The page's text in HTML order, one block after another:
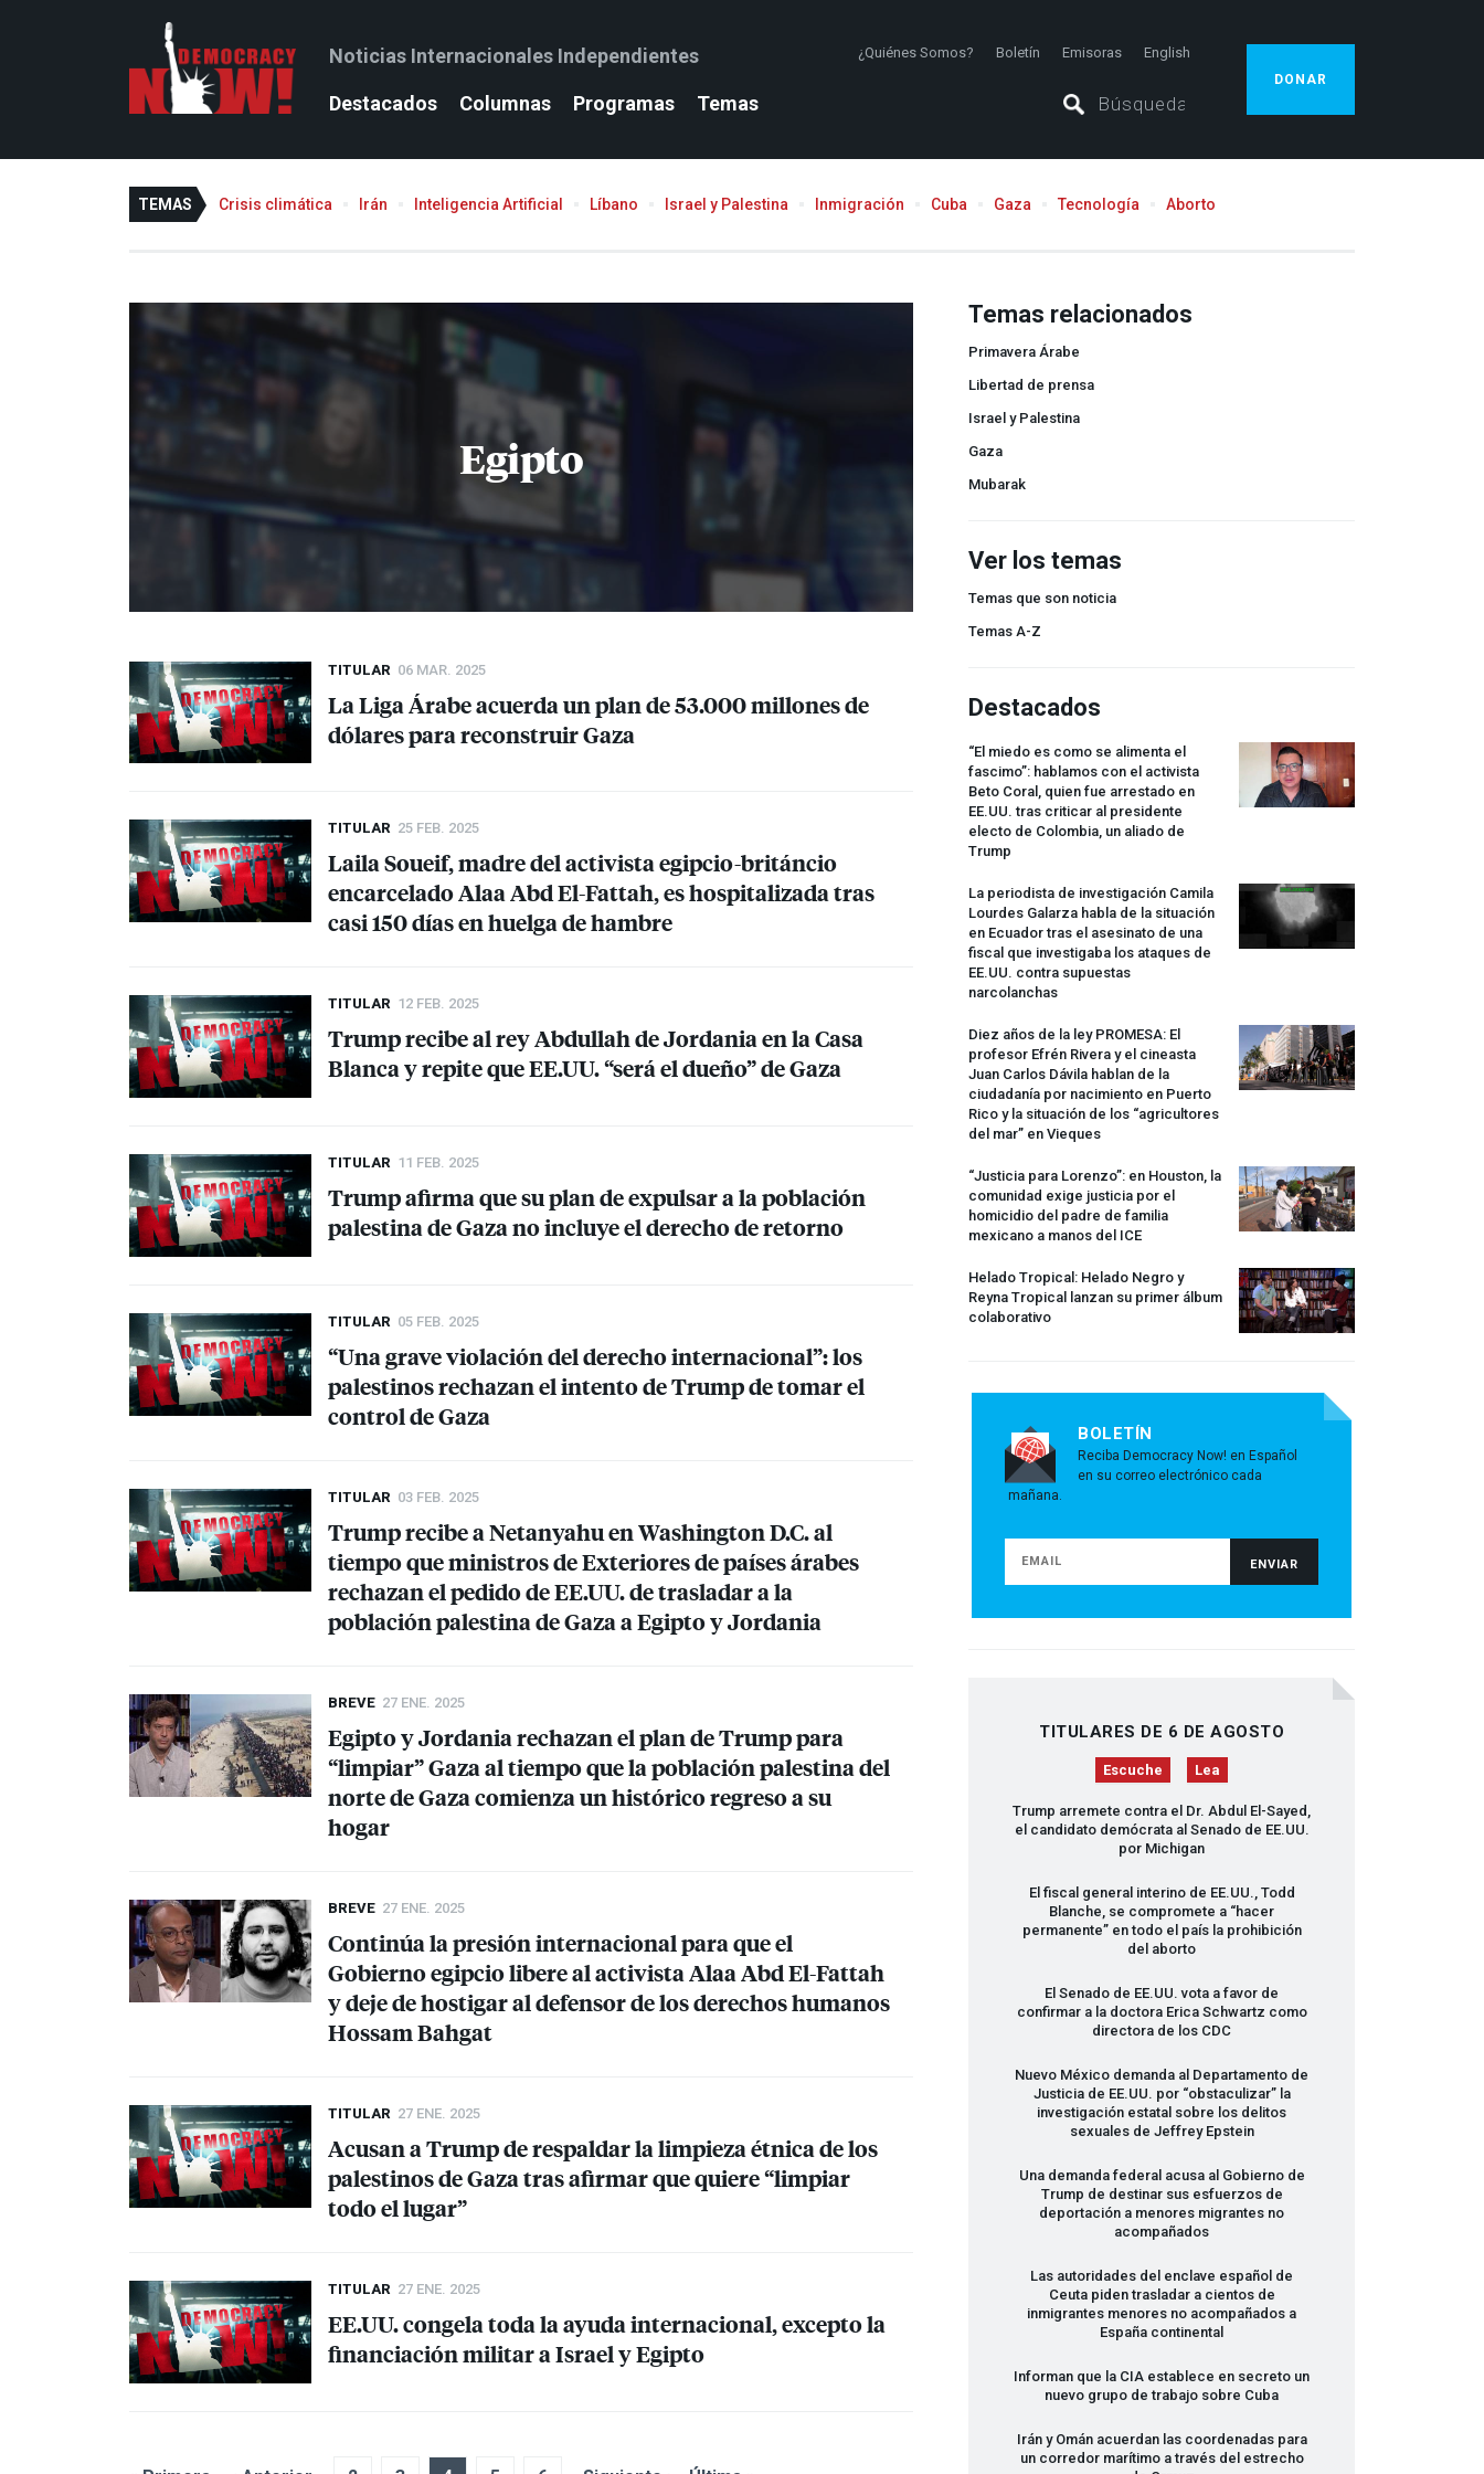
Noticias Internacionales Independientes ¿Quiénes Somos? Boletín Emisoras English
Destacados Columnas Programas Temas
DONAR
TEMAS Crisis climática Irán Inteligencia Artificial Líbano Israel y Palestina Inmigración Cuba Gaza Tecnología Aborto
Egipto
TITULAR 06 MAR. 2025
La Liga Árabe acuerda un plan de 53.000 millones de
dólares para reconstruir Gaza
TITULAR 25 FEB. 2025
Laila Soueif, madre del activista egipcio-británcio
encarcelado Alaa Abd El-Fattah, es hospitalizada tras
casi 150 días en huelga de hambre
TITULAR 12 FEB. 2025
Trump recibe al rey Abdullah de Jordania en la Casa
Blanca y repite que EE.UU. “será el dueño” de Gaza
TITULAR 11 FEB. 2025
Trump afirma que su plan de expulsar a la población
palestina de Gaza no incluye el derecho de retorno
TITULAR 05 FEB. 2025
“Una grave violación del derecho internacional”: los
palestinos rechazan el intento de Trump de tomar el
control de Gaza
TITULAR 03 FEB. 2025
Trump recibe a Netanyahu en Washington D.C. al
tiempo que ministros de Exteriores de países árabes
rechazan el pedido de EE.UU. de trasladar a la
población palestina de Gaza a Egipto y Jordania
BREVE 27 ENE. 2025
Egipto y Jordania rechazan el plan de Trump para
“limpiar” Gaza al tiempo que la población palestina del
norte de Gaza comienza un histórico regreso a su
hogar
BREVE 27 ENE. 2025
Continúa la presión internacional para que el
Gobierno egipcio libere al activista Alaa Abd El-Fattah
y deje de hostigar al defensor de los derechos humanos
Hossam Bahgat
TITULAR 27 ENE. 2025
Acusan a Trump de respaldar la limpieza étnica de los
palestinos de Gaza tras afirmar que quiere “limpiar
todo el lugar”
TITULAR 27 ENE. 2025
EE.UU. congela toda la ayuda internacional, excepto la
financiación militar a Israel y Egipto
Temas relacionados
Primavera Árabe
Libertad de prensa
Israel y Palestina
Gaza
Mubarak
Ver los temas
Temas que son noticia
Temas A-Z
Destacados
“El miedo es como se alimenta el
fascimo”: hablamos con el activista
Beto Coral, quien fue arrestado en
EE.UU. tras criticar al presidente
electo de Colombia, un aliado de
Trump
La periodista de investigación Camila
Lourdes Galarza habla de la situación
en Ecuador tras el asesinato de una
fiscal que investigaba los ataques de
EE.UU. contra supuestas
narcolanchas
Diez años de la ley PROMESA: El
profesor Efrén Rivera y el cineasta
Juan Carlos Dávila hablan de la
ciudadanía por nacimiento en Puerto
Rico y la situación de los “agricultores
del mar” en Vieques
“Justicia para Lorenzo”: en Houston, la
comunidad exige justicia por el
homicidio del padre de familia
mexicano a manos del ICE
Helado Tropical: Helado Negro y
Reyna Tropical lanzan su primer álbum
colaborativo
BOLETÍN
Reciba Democracy Now! en Español
en su correo electrónico cada
mañana.
TITULARES DE 6 DE AGOSTO
Escuche Lea
Trump arremete contra el Dr. Abdul El-Sayed,
el candidato demócrata al Senado de EE.UU.
por Michigan
El fiscal general interino de EE.UU., Todd
Blanche, se compromete a “hacer
permanente” en todo el país la prohibición
del aborto
El Senado de EE.UU. vota a favor de
confirmar a la doctora Erica Schwartz como
directora de los CDC
Nuevo México demanda al Departamento de
Justicia de EE.UU. por “obstaculizar” la
investigación estatal sobre los delitos
sexuales de Jeffrey Epstein
Una demanda federal acusa al Gobierno de
Trump de destinar sus esfuerzos de
deportación a menores migrantes no
acompañados
Las autoridades del enclave español de
Ceuta piden trasladar a cientos de
inmigrantes menores no acompañados a
España continental
Informan que la CIA establece en secreto un
nuevo grupo de trabajo sobre Cuba
Irán y Omán acuerdan las coordenadas para
un corredor marítimo a través del estrecho